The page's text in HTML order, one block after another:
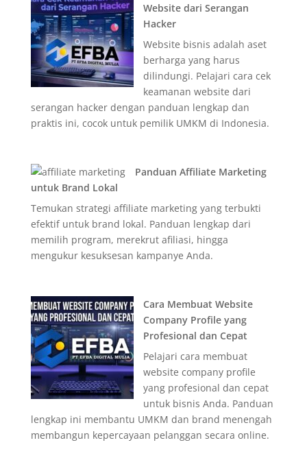
Website dari Serangan
Hacker
Website bisnis adalah aset
berharga yang harus
dilindungi. Pelajari cara cek
keamanan website dari
serangan hacker dengan panduan lengkap dan
praktis ini, cocok untuk pemilik UMKM di Indonesia.
Panduan Affiliate Marketing
untuk Brand Lokal
Temukan strategi affiliate marketing yang terbukti
efektif untuk brand lokal. Panduan lengkap dari
memilih program, merekrut afiliasi, hingga
mengukur kesuksesan kampanye Anda.
Cara Membuat Website
Company Profile yang
Profesional dan Cepat
Pelajari cara membuat
website company profile
yang profesional dan cepat
untuk bisnis Anda. Panduan
lengkap ini membantu UMKM dan brand menengah
membangun kepercayaan pelanggan secara online.